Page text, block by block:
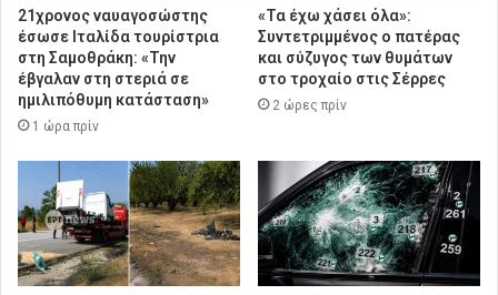
21χρονος ναυαγοσώστης
έσωσε Ιταλίδα τουρίστρια
στη Σαμοθράκη: «Την
έβγαλαν στη στεριά σε
ημιλιπόθυμη κατάσταση»
1 ώρα πρίν
«Τα έχω χάσει όλα»:
Συντετριμμένος ο πατέρας
και σύζυγος των θυμάτων
στο τροχαίο στις Σέρρες
2 ώρες πρίν